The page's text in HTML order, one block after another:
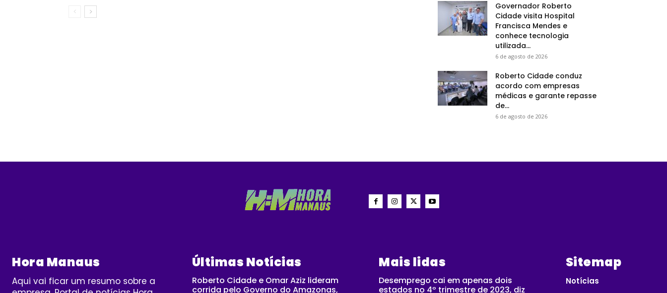
Governador Roberto
Cidade visita Hospital
Francisca Mendes e
conhece tecnologia
utilizada...
6 de agosto de 2026
Roberto Cidade conduz
acordo com empresas
médicas e garante repasse
de...
6 de agosto de 2026
Hora Manaus
Aqui vai ficar um resumo sobre a
Últimas Notícias
Roberto Cidade e Omar Aziz lideram
corrida pelo Governo do Amazonas,
Mais lidas
Desemprego cai em apenas dois
estados no 4º trimestre de 2023, diz
Sitemap
Notícias